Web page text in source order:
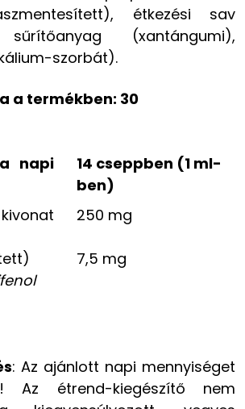
étkezési sav
(xantángumi),
szorbát).
a termékben: 30
napi
14 cseppben (1 ml-
ben)
250 mg
7,5 mg
: Az ajánlott napi mennyiséget
étrend-kiegészítő nem